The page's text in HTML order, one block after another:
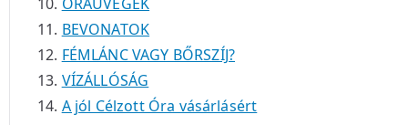
BEVONATOK
FÉMLÁNC VAGY BŐRSZÍJ?
VÍZÁLLÓSÁG
A jól Célzott Óra vásárlásért